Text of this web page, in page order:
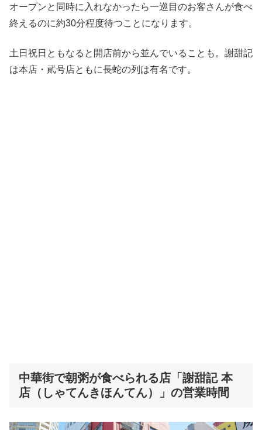
オープンと同時に入れなかったら一巡目のお客さんが食べ
終えるのに約30分程度待つことになります。
土日祝日ともなると開店前から並んでいることも。謝甜記
は本店・貮号店ともに長蛇の列は有名です。
中華街で朝粥が食べられる店「謝甜記 本
店（しゃてんきほんてん）」の営業時間